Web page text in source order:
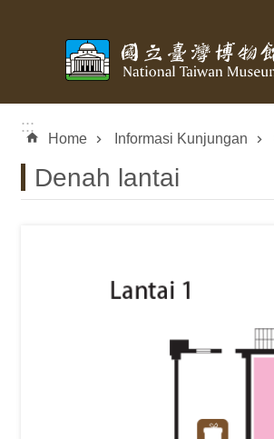
:::
Home Informasi Kunjungan
Denah lantai